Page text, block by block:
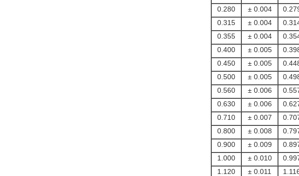
0.280
± 0.004
0.315
± 0.004
0.355
± 0.004
0.400
± 0.005
0.450
± 0.005
0.500
± 0.005
0.560
± 0.006
0.630
± 0.006
0.710
± 0.007
0.800
± 0.008
0.900
± 0.009
1.000
± 0.010
1.120
± 0.011